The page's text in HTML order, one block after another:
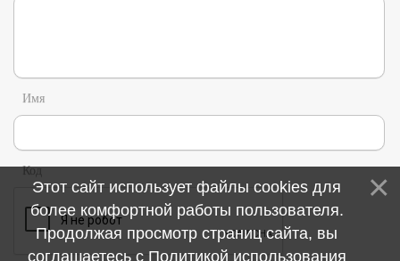
Имя
Код
Этот сайт использует файлы cookies для
более комфортной работы пользователя.
Продолжая просмотр страниц сайта, вы
соглашаетесь с Политикой использования